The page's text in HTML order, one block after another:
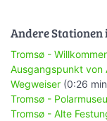
Andere
Tromsø -
Ausgangspunkt von
Wegweiser (0:26
Tromsø -
Tromsø - Alte